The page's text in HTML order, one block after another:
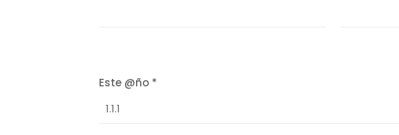
Este @ño *